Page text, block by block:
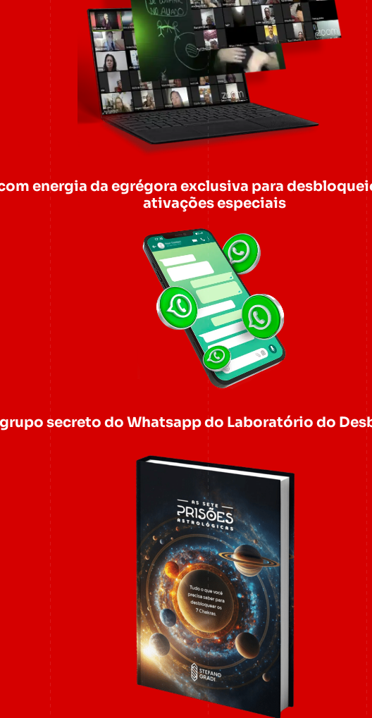
energia da egrégora exclusiva para
ativações especiais
secreto do Whatsapp do Laboratório do